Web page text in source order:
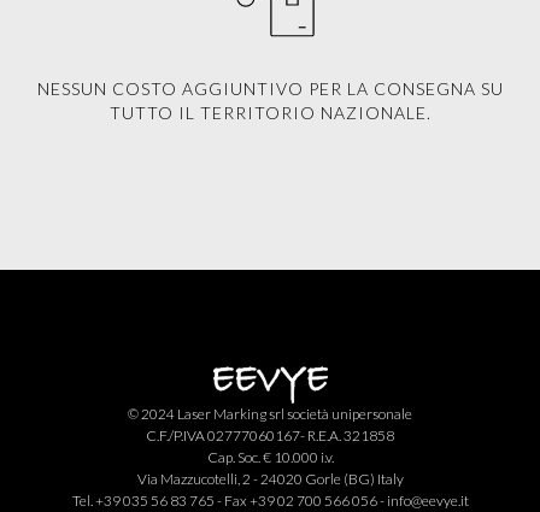
NESSUN COSTO AGGIUNTIVO PER LA CONSEGNA SU
TUTTO IL TERRITORIO NAZIONALE.
© 2024 Laser Marking srl società unipersonale
C.F./P.IVA 02777060167- R.E.A. 321858
Cap. Soc. € 10.000 i.v.
Via Mazzucotelli, 2 - 24020 Gorle (BG) Italy
Tel. +39 035 56 83 765 - Fax +39 02 700 566 056 - info@eevye.it